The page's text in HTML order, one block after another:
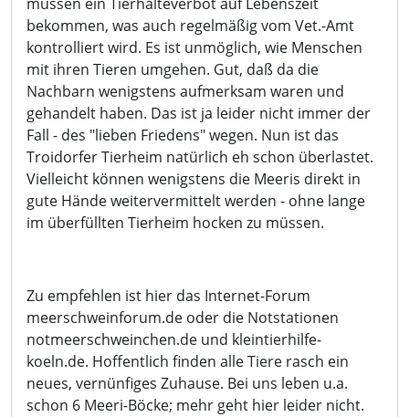
bekommen, was auch regelmäßig vom Vet.-Amt
kontrolliert wird. Es ist unmöglich, wie Menschen
mit ihren Tieren umgehen. Gut, daß da die
Nachbarn wenigstens aufmerksam waren und
gehandelt haben. Das ist ja leider nicht immer der
Fall - des "lieben Friedens" wegen. Nun ist das
Troidorfer Tierheim natürlich eh schon überlastet.
Vielleicht können wenigstens die Meeris direkt in
gute Hände weitervermittelt werden - ohne lange
im überfüllten Tierheim hocken zu müssen.
Zu empfehlen ist hier das Internet-Forum
meerschweinforum.de oder die Notstationen
notmeerschweinchen.de und kleintierhilfe-
koeln.de. Hoffentlich finden alle Tiere rasch ein
neues, vernünfiges Zuhause. Bei uns leben u.a.
schon 6 Meeri-Böcke; mehr geht hier leider nicht.